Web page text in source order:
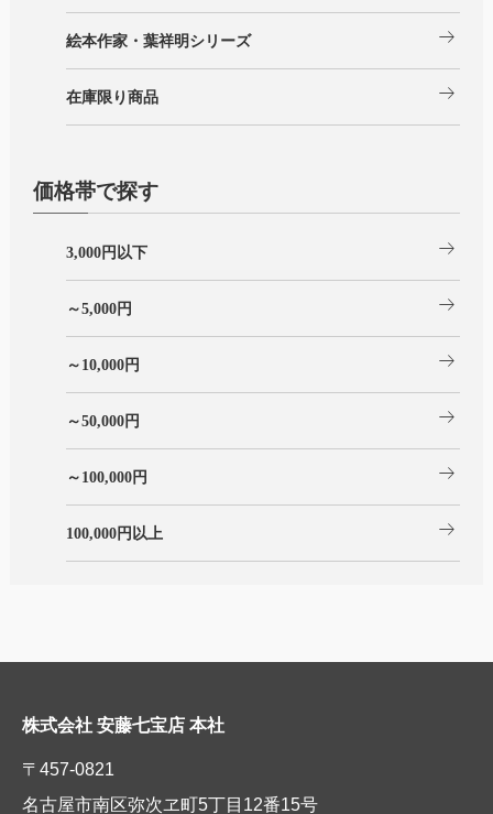
絵本作家・葉祥明シリーズ arrow_right_alt
在庫限り商品 arrow_right_alt
価格帯で探す
3,000円以下 arrow_right_alt
～5,000円 arrow_right_alt
～10,000円 arrow_right_alt
～50,000円 arrow_right_alt
～100,000円 arrow_right_alt
100,000円以上 arrow_right_alt
株式会社 安藤七宝店 本社
〒457-0821
名古屋市南区弥次ヱ町5丁目12番15号